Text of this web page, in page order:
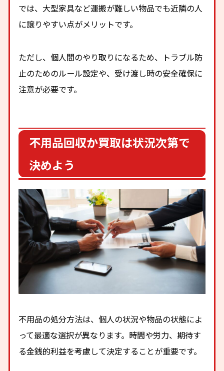
では、大型家具など運搬が難しい物品でも近隣の人
に譲りやすい点がメリットです。
ただし、個人間のやり取りになるため、トラブル防
止のためのルール設定や、受け渡し時の安全確保に
注意が必要です。
不用品回収か買取は状況次第で
決めよう
不用品の処分方法は、個人の状況や物品の状態によ
って最適な選択が異なります。時間や労力、期待す
る金銭的利益を考慮して決定することが重要です。